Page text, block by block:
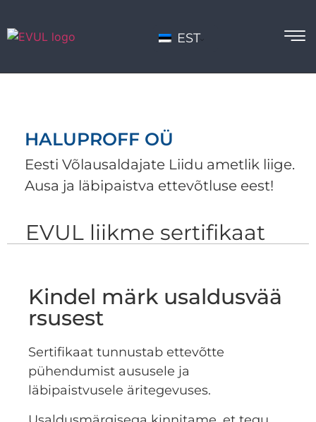
EST
HALUPROFF OÜ
Eesti Võlausaldajate Liidu ametlik liige.
Ausa ja läbipaistva ettevõtluse eest!
EVUL liikme sertifikaat
Kindel märk usaldusvää
rsusest
Sertifikaat tunnustab ettevõtte
pühendumist aususele ja
läbipaistvusele äritegevuses.